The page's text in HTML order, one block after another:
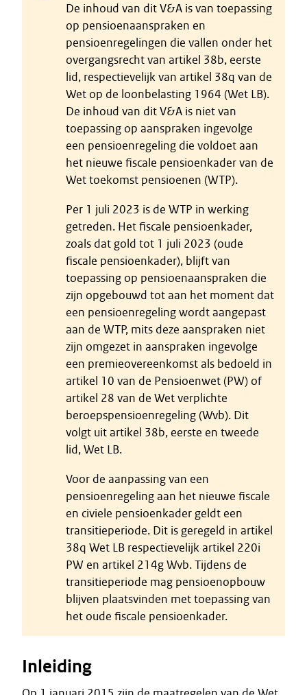
De inhoud van dit V&A is van toepassing
op pensioenaanspraken en
pensioenregelingen die vallen onder het
overgangsrecht van artikel 38b, eerste
lid, respectievelijk van artikel 38q van de
Wet op de loonbelasting 1964 (Wet LB).
De inhoud van dit V&A is niet van
toepassing op aanspraken ingevolge
een pensioenregeling die voldoet aan
het nieuwe fiscale pensioenkader van de
Wet toekomst pensioenen (WTP).
Per 1 juli 2023 is de WTP in werking
getreden. Het fiscale pensioenkader,
zoals dat gold tot 1 juli 2023 (oude
fiscale pensioenkader), blijft van
toepassing op pensioenaanspraken die
zijn opgebouwd tot aan het moment dat
een pensioenregeling wordt aangepast
aan de WTP, mits deze aanspraken niet
zijn omgezet in aanspraken ingevolge
een premieovereenkomst als bedoeld in
artikel 10 van de Pensioenwet (PW) of
artikel 28 van de Wet verplichte
beroepspensioenregeling (Wvb). Dit
volgt uit artikel 38b, eerste en tweede
lid, Wet LB.
Voor de aanpassing van een
pensioenregeling aan het nieuwe fiscale
en civiele pensioenkader geldt een
transitieperiode. Dit is geregeld in artikel
38q Wet LB respectievelijk artikel 220i
PW en artikel 214g Wvb. Tijdens de
transitieperiode mag pensioenopbouw
blijven plaatsvinden met toepassing van
het oude fiscale pensioenkader.
Inleiding